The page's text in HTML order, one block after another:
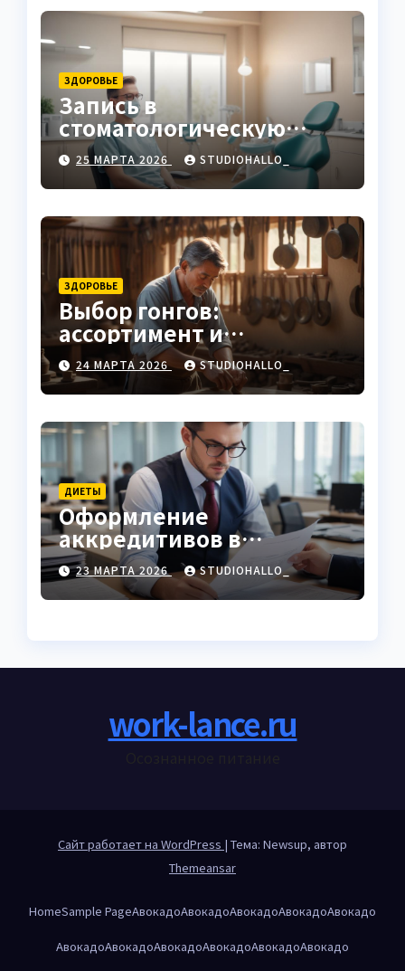
ЗДОРОВЬЕ
Запись в
стоматологическую
клинику
25 МАРТА 2026 STUDIOHALLO_
ЗДОРОВЬЕ
Выбор гонгов:
ассортимент и
характеристики
24 МАРТА 2026 STUDIOHALLO_
ДИЕТЫ
Оформление
аккредитивов в
международной
торговле
23 МАРТА 2026 STUDIOHALLO_
work-lance.ru
Сайт работает на WordPress | Тема: Newsup, автор
Themeansar
HomeSample PageАвокадоАвокадоАвокадоАвокадоАвокадо
АвокадоАвокадоАвокадоАвокадоАвокадоАвокадо